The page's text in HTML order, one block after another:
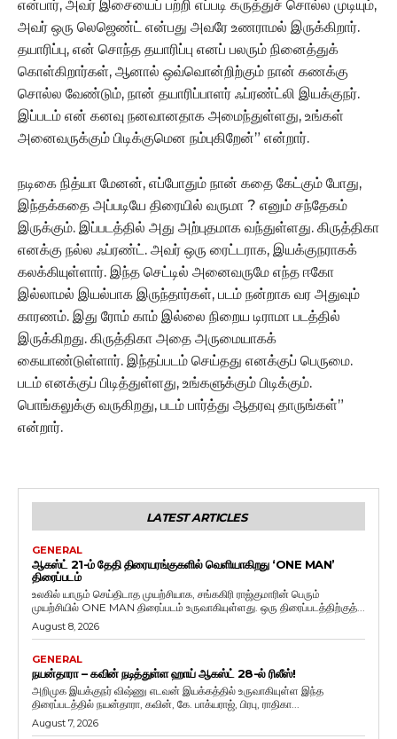
என்பார், அவர் இசையைப் பற்றி எப்படி கருத்துச் சொல்ல முடியும்,
அவர் ஒரு லெஜெண்ட் என்பது அவரே உணராமல் இருக்கிறார்.
தயாரிப்பு, என் சொந்த தயாரிப்பு எனப் பலரும் நினைத்துக்
கொள்கிறார்கள், ஆனால் ஒவ்வொன்றிற்கும் நான் கணக்கு
சொல்ல வேண்டும், நான் தயாரிப்பாளர் ஃப்ரண்ட்லி இயக்குநர்.
இப்படம் என் கனவு நனவானதாக அமைந்துள்ளது, உங்கள்
அனைவருக்கும் பிடிக்குமென நம்புகிறேன்” என்றார்.
நடிகை நித்யா மேனன், எப்போதும் நான் கதை கேட்கும் போது,
இந்தக்கதை அப்படியே திரையில் வருமா ? எனும் சந்தேகம்
இருக்கும். இப்படத்தில் அது அற்புதமாக வந்துள்ளது. கிருத்திகா
எனக்கு நல்ல ஃப்ரண்ட். அவர் ஒரு ரைட்டராக, இயக்குநராகக்
கலக்கியுள்ளார். இந்த செட்டில் அனைவருமே எந்த ஈகோ
இல்லாமல் இயல்பாக இருந்தார்கள், படம் நன்றாக வர அதுவும்
காரணம். இது ரோம் காம் இல்லை நிறைய டிராமா படத்தில்
இருக்கிறது. கிருத்திகா அதை அருமையாகக்
கையாண்டுள்ளார். இந்தப்படம் செய்தது எனக்குப் பெருமை.
படம் எனக்குப் பிடித்துள்ளது, உங்களுக்கும் பிடிக்கும்.
பொங்கலுக்கு வருகிறது, படம் பார்த்து ஆதரவு தாருங்கள்”
என்றார்.
LATEST ARTICLES
GENERAL
ஆகஸ்ட் 21-ம் தேதி திரையரங்குகளில் வெளியாகிறது ‘ONE MAN’
திரைப்படம்
உலகில் யாரும் செய்திடாத முயற்சியாக, சங்ககிரி ராஜ்குமாரின் பெரும்
முயற்சியில் ONE MAN திரைப்படம் உருவாகியுள்ளது. ஒரு திரைப்படத்திற்குத்...
August 8, 2026
GENERAL
நயன்தாரா – கவின் நடித்துள்ள ஹாய் ஆகஸ்ட் 28-ல் ரிலீஸ்!
அறிமுக இயக்குநர் விஷ்ணு எடவன் இயக்கத்தில் உருவாகியுள்ள இந்த
திரைப்படத்தில் நயன்தாரா, கவின், கே. பாக்யராஜ், பிரபு, ராதிகா...
August 7, 2026